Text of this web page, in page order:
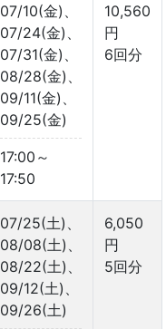
07/10(金)、
07/24(金)、
07/31(金)、
08/28(金)、
09/11(金)、
09/25(金)
17:00～
17:50
10,560
円
6回分
07/25(土)、
08/08(土)、
08/22(土)、
09/12(土)、
09/26(土)
6,050
円
5回分